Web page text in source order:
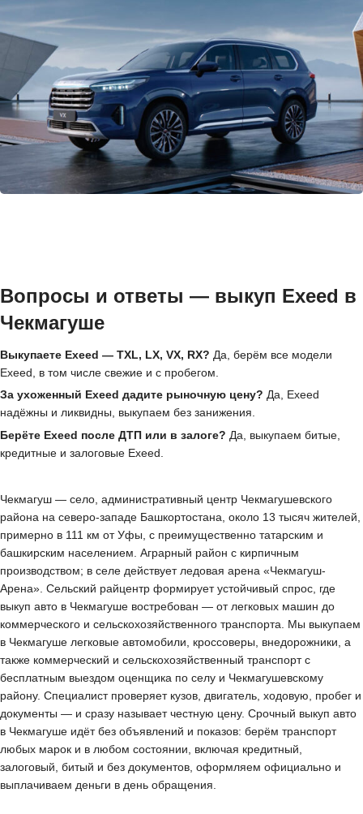
Вопросы и ответы — выкуп Exeed в
Чекмагуше
Выкупаете Exeed — TXL, LX, VX, RX? Да, берём все модели
Exeed, в том числе свежие и с пробегом.
За ухоженный Exeed дадите рыночную цену? Да, Exeed
надёжны и ликвидны, выкупаем без занижения.
Берёте Exeed после ДТП или в залоге? Да, выкупаем битые,
кредитные и залоговые Exeed.
Чекмагуш — село, административный центр Чекмагушевского
района на северо-западе Башкортостана, около 13 тысяч жителей,
примерно в 111 км от Уфы, с преимущественно татарским и
башкирским населением. Аграрный район с кирпичным
производством; в селе действует ледовая арена «Чекмагуш-
Арена». Сельский райцентр формирует устойчивый спрос, где
выкуп авто в Чекмагуше востребован — от легковых машин до
коммерческого и сельскохозяйственного транспорта. Мы выкупаем
в Чекмагуше легковые автомобили, кроссоверы, внедорожники, а
также коммерческий и сельскохозяйственный транспорт с
бесплатным выездом оценщика по селу и Чекмагушевскому
району. Специалист проверяет кузов, двигатель, ходовую, пробег и
документы — и сразу называет честную цену. Срочный выкуп авто
в Чекмагуше идёт без объявлений и показов: берём транспорт
любых марок и в любом состоянии, включая кредитный,
залоговый, битый и без документов, оформляем официально и
выплачиваем деньги в день обращения.